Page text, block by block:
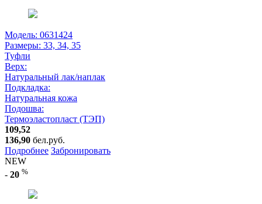
Модель: 0631424
Размеры: 33, 34, 35
Туфли
Верх:
Натуральный лак/наплак
Подкладка:
Натуральная кожа
Подошва:
Термоэластопласт (ТЭП)
109,52
136,90 бел.руб.
Подробнее Забронировать
NEW
- 20 %